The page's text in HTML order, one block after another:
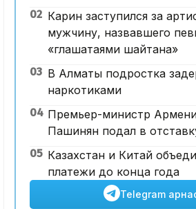
02 Карин заступился за
мужчину, назвавшего
«глашатаями шайтана»
03 В Алматы подростка
наркотиками
04 Премьер-министр
Пашинян подал в
05 Казахстан и Китай
платежи до конца года
Telegram